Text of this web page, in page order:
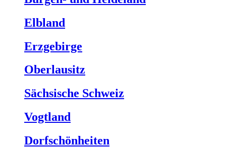
Elbland
Erzgebirge
Oberlausitz
Sächsische Schweiz
Vogtland
Dorfschönheiten